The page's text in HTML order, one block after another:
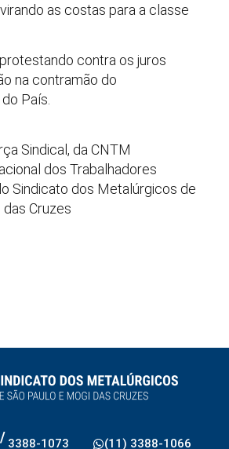
as costas para a classe
contra os juros
na contramão do
País.
Sindical, da CNTM
dos Trabalhadores
Sindicato dos Metalúrgicos de
Cruzes
/ 3388-1073 (11) 3388-1066